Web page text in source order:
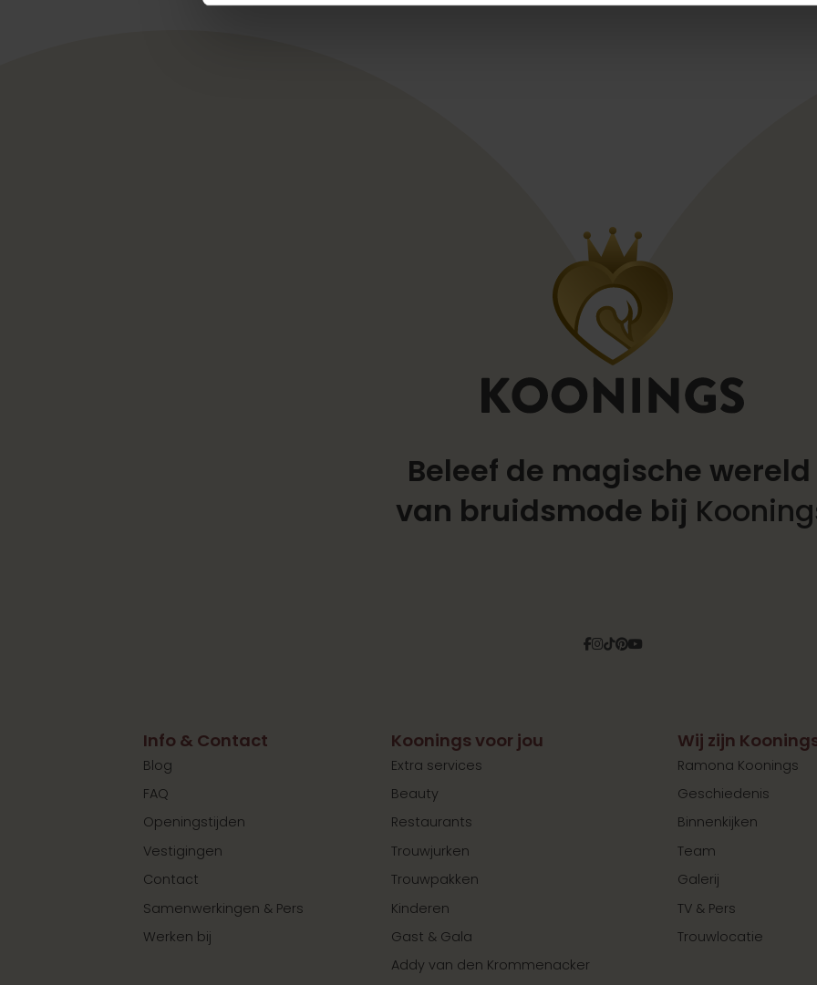
Beleef de magische wereld
van bruidsmode bij
Facebook
Instagram
Tiktok
Pinterest
YouTube
Info & Contact
Blog
FAQ
Openingstijden
Vestigingen
Contact
Samenwerkingen & Pers
Werken bij
Koonings voor jou
Extra services
Beauty
Restaurants
Trouwjurken
Trouwpakken
Kinderen
Gast & Gala
Addy van den Krommenacker
Wij zijn
Ramona Koonings
Geschiedenis
Binnenkijken
Team
Galerij
TV & Pers
Trouwlocatie